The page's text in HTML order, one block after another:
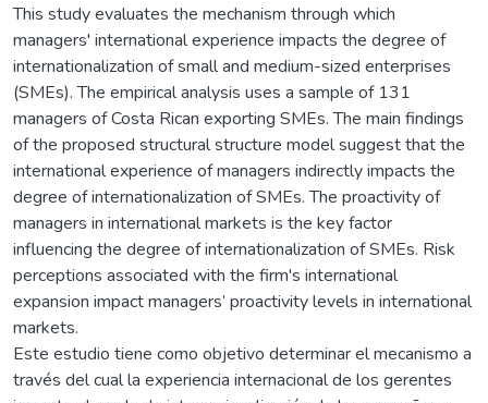
This study evaluates the mechanism through which
managers' international experience impacts the degree of
internationalization of small and medium-sized enterprises
(SMEs). The empirical analysis uses a sample of 131
managers of Costa Rican exporting SMEs. The main findings
of the proposed structural structure model suggest that the
international experience of managers indirectly impacts the
degree of internationalization of SMEs. The proactivity of
managers in international markets is the key factor
influencing the degree of internationalization of SMEs. Risk
perceptions associated with the firm's international
expansion impact managers’ proactivity levels in international
markets.
Este estudio tiene como objetivo determinar el mecanismo a
través del cual la experiencia internacional de los gerentes